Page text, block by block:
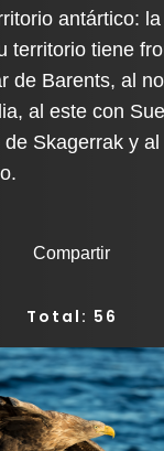
antártico:
territorio tiene
de Barents, al
al este con
Skagerrak y al
Compartir
Total: 56